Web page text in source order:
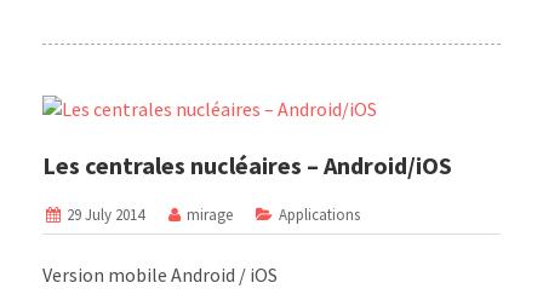
Les centrales nucléaires – Android/iOS
29 July 2014 mirage Applications
Version mobile Android / iOS